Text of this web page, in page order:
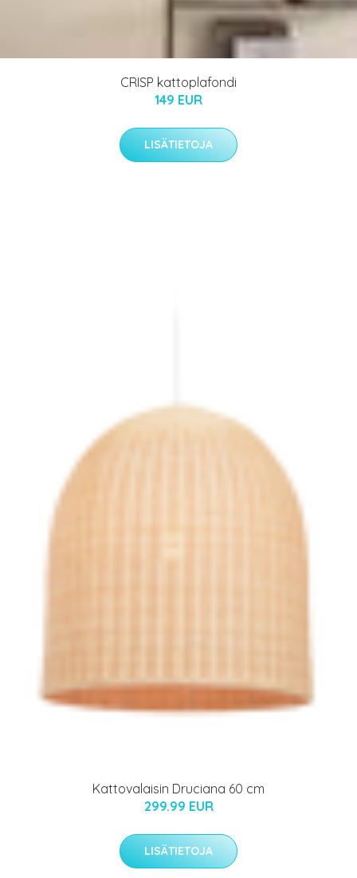
CRISP kattoplafondi
149 EUR
LISÄTIETOJA
Kattovalaisin Druciana 60 cm
299.99 EUR
LISÄTIETOJA